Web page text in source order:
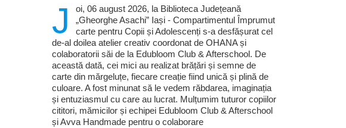
J
oi, 06 august 2026, la Biblioteca Județeană
„Gheorghe Asachi” Iași - Compartimentul Împrumut
carte pentru Copii și Adolescenți s-a desfășurat cel
de-al doilea atelier creativ coordonat de OHANA și
colaboratorii săi de la Edubloom Club & Afterschool. De
această dată, cei mici au realizat brățări și semne de
carte din mărgeluțe, fiecare creație fiind unică și plină de
culoare. A fost minunat să le vedem răbdarea, imaginația
și entuziasmul cu care au lucrat. Mulțumim tuturor copiilor
cititori, mămicilor și echipei Edubloom Club & Afterschool
și Avva Handmade pentru o colaborare